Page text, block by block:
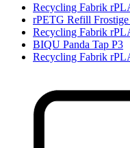
Recycling Fabrik
rPETG Refill
Recycling Fabrik
BIQU Panda Tap P3
Recycling Fabrik